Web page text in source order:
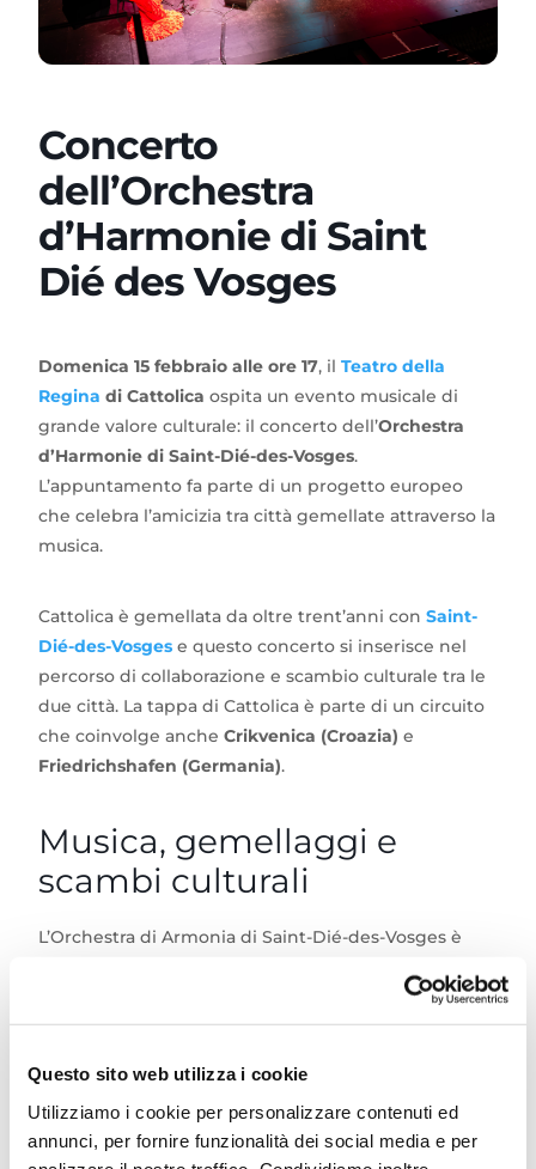
Questo sito web utilizza i cookie
Utilizziamo i cookie per personalizzare contenuti ed
annunci, per fornire funzionalità dei social media e per
Concerto
dell’Orchestra
d’Harmonie di Saint
Dié des Vosges
Domenica 15 febbraio alle ore 17, ilTeatro della
Regina di Cattolica ospita un evento musicale di
grande valore culturale: il concerto dell’Orchestra
d’Harmonie di Saint-Dié-des-Vosges.
L’appuntamento fa parte di un progetto europeo
che celebra l’amicizia tra città gemellate attraverso la
musica.
Cattolica è gemellata da oltre trent’anni conSaint-
Dié-des-Vosges e questo concerto si inserisce nel
percorso di collaborazione e scambio culturale tra le
due città. La tappa di Cattolica è parte di un circuito
che coinvolge ancheCrikvenica (Croazia) e
Friedrichshafen (Germania).
Musica, gemellaggi e
scambi culturali
L’Orchestra di Armonia di Saint-Dié-des-Vosges è
coordina anche l’Orchestra Sinfonica della stessa
città francese. L’orchestra riunisce musicisti
musicali di alto livello e occasioni di crescita artistica
condivisa.